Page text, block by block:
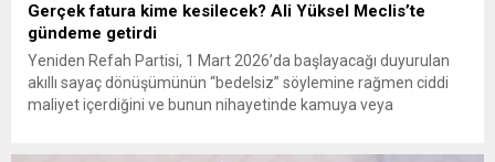
Gerçek fatura kime kesilecek? Ali Yüksel Meclis’te
gündeme getirdi
Yeniden Refah Partisi, 1 Mart 2026’da başlayacağı duyurulan
akıllı sayaç dönüşümünün “bedelsiz” söylemine rağmen ciddi
maliyet içerdiğini ve bunun nihayetinde kamuya veya